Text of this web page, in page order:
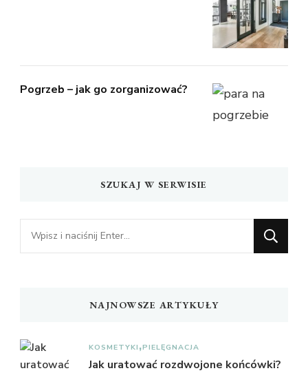
Pogrzeb – jak go zorganizować?
SZUKAJ W SERWISIE
Szukasz
czegoś?
NAJNOWSZE ARTYKUŁY
KOSMETYKI PIELĘGNACJA
Jak uratować rozdwojone końcówki?